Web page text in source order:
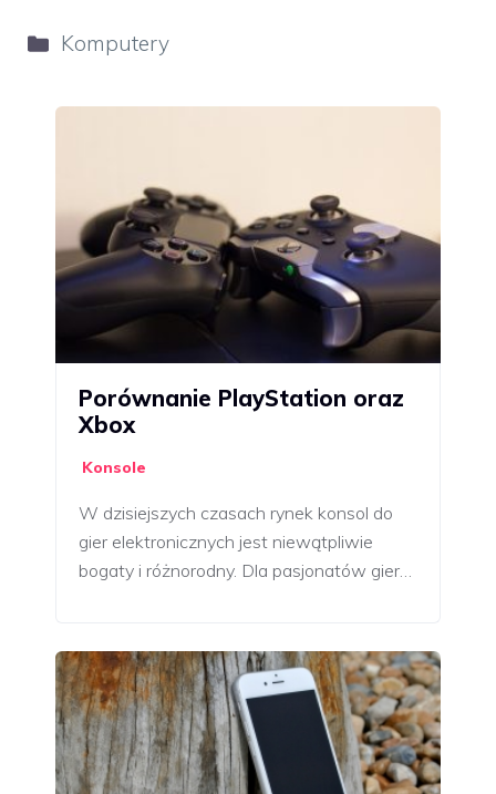
Kategorie
Komputery
Porównanie PlayStation oraz
Xbox
Konsole
W dzisiejszych czasach rynek konsol do
gier elektronicznych jest niewątpliwie
bogaty i różnorodny. Dla pasjonatów gier…